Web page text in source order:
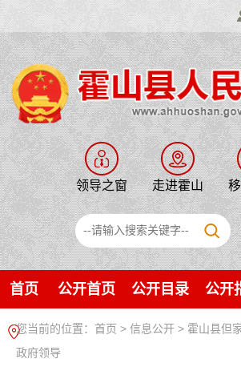
领导之窗 走进霍山
首页 公开首页 公开目录 公开
您当前的位置： 首页 > 信息公开 > 霍山县但
政府领导